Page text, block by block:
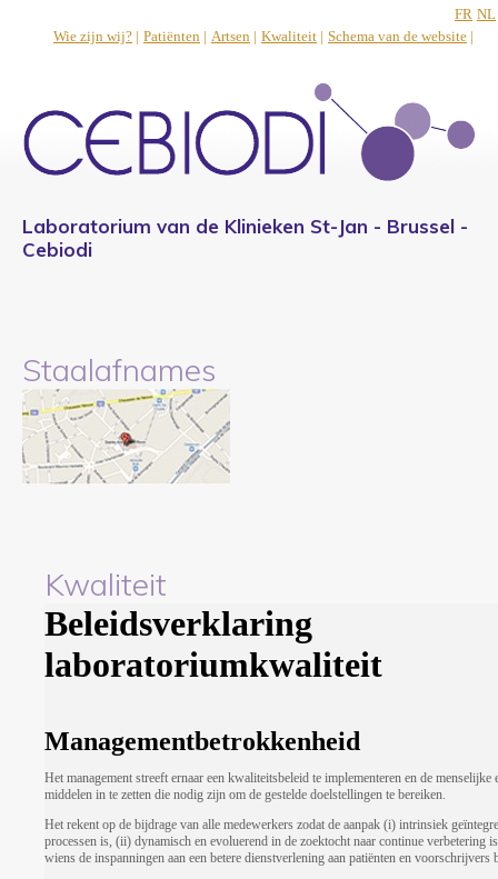
Wie zijn wij? | Patiënten | Artsen | Kwaliteit | Schema van de website |
FR NL
Laboratorium van de Klinieken St-Jan - Brussel -
Cebiodi
Staalafnames
Kwaliteit
Beleidsverklaring
laboratoriumkwaliteit
Managementbetrokkenheid
Het management streeft ernaar een kwaliteitsbeleid te implementeren en de menselijke
middelen in te zetten die nodig zijn om de gestelde doelstellingen te bereiken.
Het rekent op de bijdrage van alle medewerkers zodat de aanpak (i) intrinsiek
processen is, (ii) dynamisch en evoluerend in de zoektocht naar continue verbetering
wiens de inspanningen aan een betere dienstverlening aan patiënten en voorschrijvers